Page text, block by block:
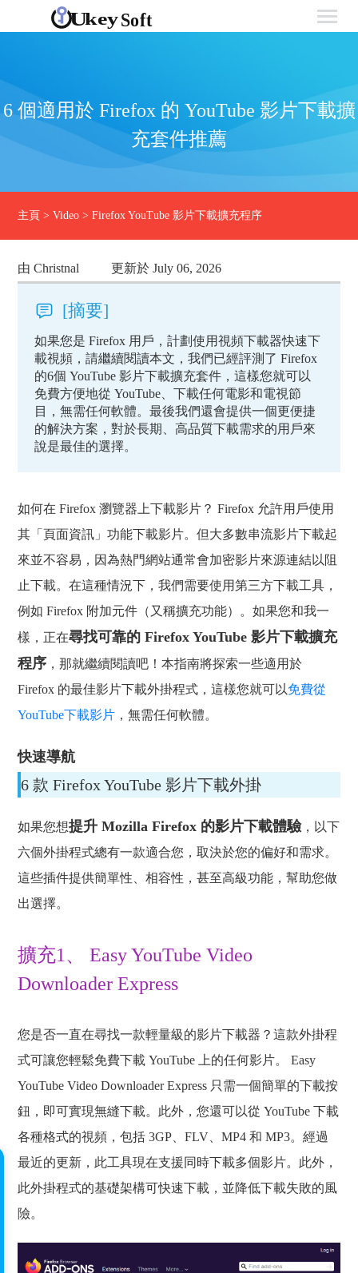
6 個適用於 Firefox 的 YouTube 影片下載擴
充套件推薦
主頁 >Video >Firefox YouTube 影片下載擴充程序
由 Christnal 更新於 July 06, 2026
[摘要]
如果您是 Firefox 用戶，計劃使用視頻下載器快速下
載視頻，請繼續閱讀本文，我們已經評測了 Firefox
的6個 YouTube 影片下載擴充套件，這樣您就可以
免費方便地從 YouTube、下載任何電影和電視節
目，無需任何軟體。最後我們還會提供一個更便捷
的解決方案，對於長期、高品質下載需求的用戶來
說是最佳的選擇。
如何在 Firefox 瀏覽器上下載影片？ Firefox 允許用戶使用
其「頁面資訊」功能下載影片。但大多數串流影片下載起
來並不容易，因為熱門網站通常會加密影片來源連結以阻
止下載。在這種情況下，我們需要使用第三方下載工具，
例如 Firefox 附加元件（又稱擴充功能）。如果您和我一
樣，正在尋找可靠的 Firefox YouTube 影片下載擴充
程序 ，那就繼續閱讀吧！本指南將探索一些適用於
Firefox 的最佳影片下載外掛程式，這樣您就可以免費從
YouTube下載影片 ，無需任何軟體。
快速導航
6 款 Firefox YouTube 影片下載外掛
如果您想提升 Mozilla Firefox 的影片下載體驗，以下
六個外掛程式總有一款適合您，取決於您的偏好和需求。
這些插件提供簡單性、相容性，甚至高級功能，幫助您做
出選擇。
擴充1、 Easy YouTube Video
Downloader Express
您是否一直在尋找一款輕量級的影片下載器？這款外掛程
式可讓您輕鬆免費下載 YouTube 上的任何影片。 Easy
YouTube Video Downloader Express 只需一個簡單的下載按
鈕，即可實現無縫下載。此外，您還可以從 YouTube 下載
各種格式的視頻，包括 3GP、FLV、MP4 和 MP3。經過
最近的更新，此工具現在支援同時下載多個影片。此外，
此外掛程式的基礎架構可快速下載，並降低下載失敗的風
險。